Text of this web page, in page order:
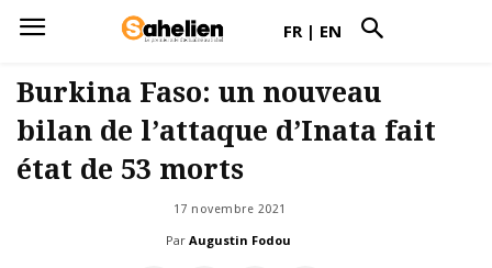
FR | EN
Burkina Faso: un nouveau
bilan de l’attaque d’Inata fait
état de 53 morts
17 novembre 2021
Par Augustin Fodou